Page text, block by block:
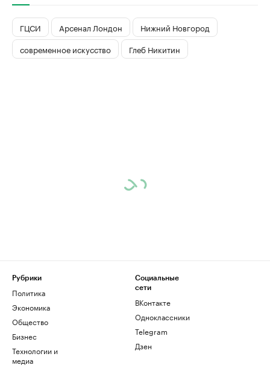
ГЦСИ Арсенал Лондон
Нижний Новгород
современное искусство
Глеб Никитин
Рубрики
Политика
Экономика
Общество
Бизнес
Технологии и
медиа
Социальные
сети
ВКонтакте
Одноклассники
Telegram
Дзен